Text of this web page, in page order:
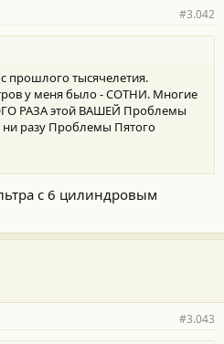
#3.042
прошлого тысячелетия.
у меня было - СОТНИ. Многие
РАЗА этой ВАШЕЙ Проблемы
разу Проблемы Пятого
с 6 цилиндровым
#3.043